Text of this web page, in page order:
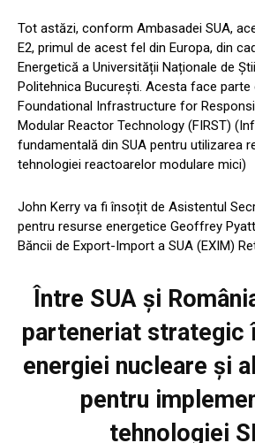
Tot astăzi, conform Ambasadei SUA,
E2, primul de acest fel din Europa, din
Energetică a Universității Naționale de
Politehnica București. Acesta face parte
Foundational Infrastructure for
Modular Reactor Technology (FIRST)
fundamentală din SUA pentru utilizarea
tehnologiei reactoarelor modulare mici)
John Kerry va fi însoțit de Asistentul
pentru resurse energetice Geoffrey
Băncii de Export-Import a SUA (EXIM)
Între SUA și
parteneriat strategic
energiei nucleare și
pentru
tehnologiei